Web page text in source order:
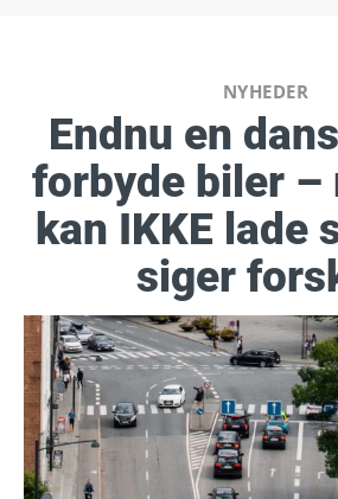
NYHEDER
Endnu en
forbyde biler –
kan IKKE lade
siger